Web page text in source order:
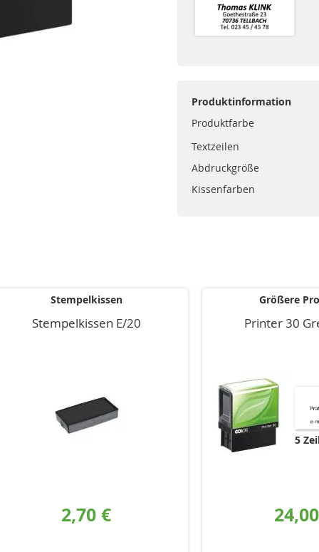
Produktinformation
Produktfarbe
Textzeilen
Abdruckgröße
Kissenfarben
Stempelkissen
Stempelkissen E/20
2,70 €
Größere
Printer 30
5